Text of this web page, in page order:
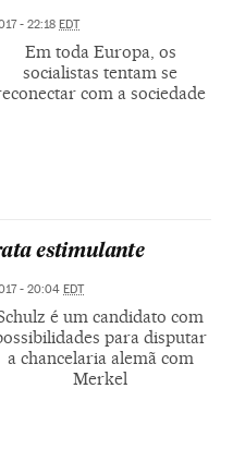
- 22:18 EDT
Em toda Europa, os
socialistas tentam se
com a sociedade
estimulante
- 20:04 EDT
é um candidato com
para disputar
a chancelaria alemã com
Merkel